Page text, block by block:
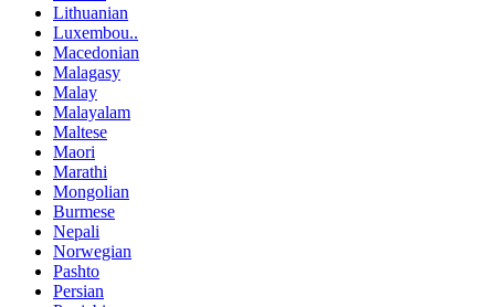
Lithuanian
Luxembou..
Macedonian
Malagasy
Malay
Malayalam
Maltese
Maori
Marathi
Mongolian
Burmese
Nepali
Norwegian
Pashto
Persian